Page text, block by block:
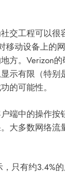
交工程可以很
移动设备上的
方。Verizon
示有限（特
的可能性。
端中的操作
大多数网络
只有约3.4%